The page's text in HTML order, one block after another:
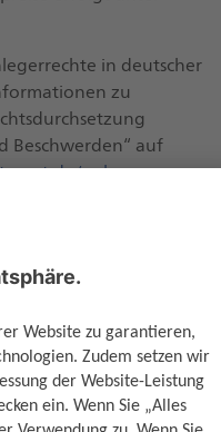
in deutscher
zu
Beschwerden“ auf
ueber-
den Vertrieb der
unter:ui-